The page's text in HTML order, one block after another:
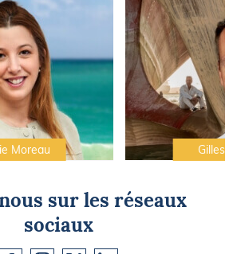
Moreau Gilles
sur les réseaux
sociaux